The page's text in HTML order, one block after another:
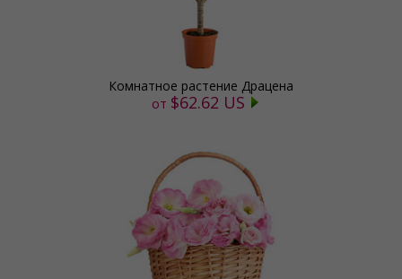
Комнатное растение Драцена
от $62.62 US